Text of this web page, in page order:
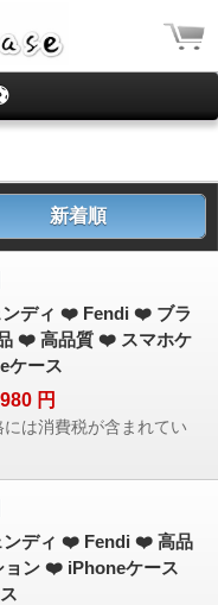
新着順
ンディ ❤️ Fendi ❤️ ブラ
❤️ 高品質 ❤️ スマホケ
ケース
円
は消費税が含まれてい
ンディ ❤️ Fendi ❤️ 高品
ン ❤️ iPhoneケース